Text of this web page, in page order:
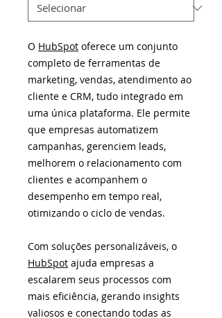
O HubSpot oferece um conjunto
completo de ferramentas de
marketing, vendas, atendimento ao
cliente e CRM, tudo integrado em
uma única plataforma. Ele permite
que empresas automatizem
campanhas, gerenciem leads,
melhorem o relacionamento com
clientes e acompanhem o
desempenho em tempo real,
otimizando o ciclo de vendas.
Com soluções personalizáveis, o
HubSpot ajuda empresas a
escalarem seus processos com
mais eficiência, gerando insights
valiosos e conectando todas as